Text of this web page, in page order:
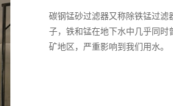
碳钢锰砂过滤器又称除铁锰过
子，铁和锰在地下水中几乎同
矿地区，严重影响到我们用水。